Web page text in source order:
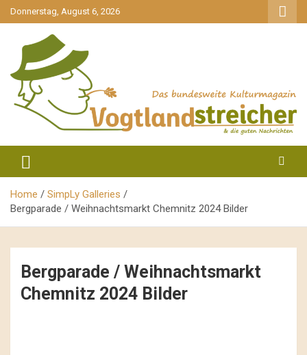
gehe
zum
Donnerstag, August 6, 2026
Vogtlandstreicher
Home
SimpLy Galleries
Bergparade / Weihnachtsmarkt Chemnitz 2024 Bilder
Bergparade / Weihnachtsmarkt
Chemnitz 2024 Bilder